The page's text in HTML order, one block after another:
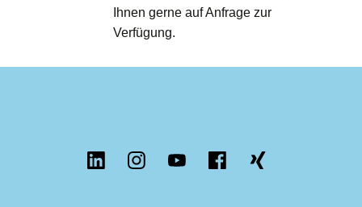
Ihnen gerne auf Anfrage zur
Verfügung.